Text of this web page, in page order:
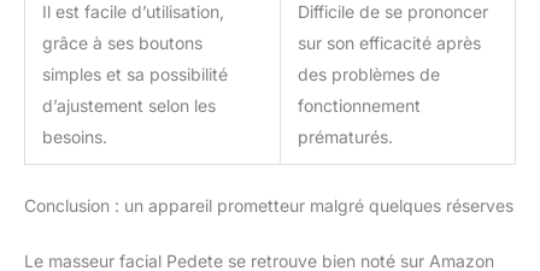
parfait pour vos soins
quotidiens de la peau,
permettant à votre peau
de profiter de soins
professionnels de type
salon. La tête de
unique glisse sans effort
de votre cou. Ce
Il est facile d’utilisation,
grâce à ses boutons
simples et sa possibilité
d’ajustement selon les
besoins.
Difficile de se prononcer
sur son efficacité après
des problèmes de
fonctionnement
prématurés.
Conclusion : un appareil prometteur malgré quelques réserves
Le masseur facial Pedete se retrouve bien noté sur Amazon